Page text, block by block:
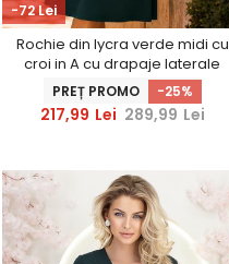
-72 Lei
Rochie din lycra verde midi cu
croi in A cu drapaje laterale
PREȚ PROMO -25%
217,99 Lei 289,99 Lei